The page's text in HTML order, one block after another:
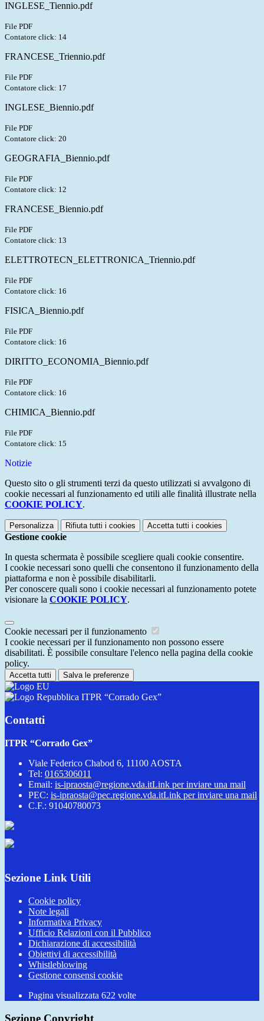
INGLESE_Tiennio.pdf
File PDF
Contatore click: 14
FRANCESE_Triennio.pdf
File PDF
Contatore click: 17
INGLESE_Biennio.pdf
File PDF
Contatore click: 20
GEOGRAFIA_Biennio.pdf
File PDF
Contatore click: 12
FRANCESE_Biennio.pdf
File PDF
Contatore click: 13
ELETTROTECN_ELETTRONICA_Triennio.pdf
File PDF
Contatore click: 16
FISICA_Biennio.pdf
File PDF
Contatore click: 16
DIRITTO_ECONOMIA_Biennio.pdf
File PDF
Contatore click: 16
CHIMICA_Biennio.pdf
File PDF
Contatore click: 15
Notizie
Questo sito o gli strumenti terzi da questo utilizzati si avvalgono di
cookie necessari al funzionamento ed utili alle finalità illustrate nella
COOKIE POLICY.
Personalizza Rifiuta tutti i cookies Accetta tutti i cookies
Gestione cookie
In questa schermata è possibile scegliere quali cookie consentire.
I cookie necessari sono quelli che consentono il funzionamento della
piattaforma e non è possibile disabilitarli.
Per conoscere quali sono i cookie necessari al funzionamento potete
visionare la COOKIE POLICY.
Cookie necessari per il funzionamento
I cookie necessari per il funzionamento non possono essere
disabilitati. È possibile consultare l'elenco nella pagina della cookie
policy.
Accetta tutti Salva le preferenze
ITPR “Corrado Gex”
Contatti
ITPR “Corrado Gex”
Viale Federico Chabod 6, 11100 AOSTA
Tel: 0165306011
Email: is-ipraosta@regione.vda.itLink per inviare una mail
PEC: is-ipraosta@pec.regione.vda.itLink per inviare una mail
C.F.: 91040780073
Sezione Link Utili
Cookie policy
Note legali
Informativa Privacy
Ufficio Relazioni con il Pubblico
Dichiarazione di accessibilità
Obiettivi di accessibilità
Whistleblowing
Gestione consensi cookie
Pagina visualizzata 622 volte
Sezione Copyright